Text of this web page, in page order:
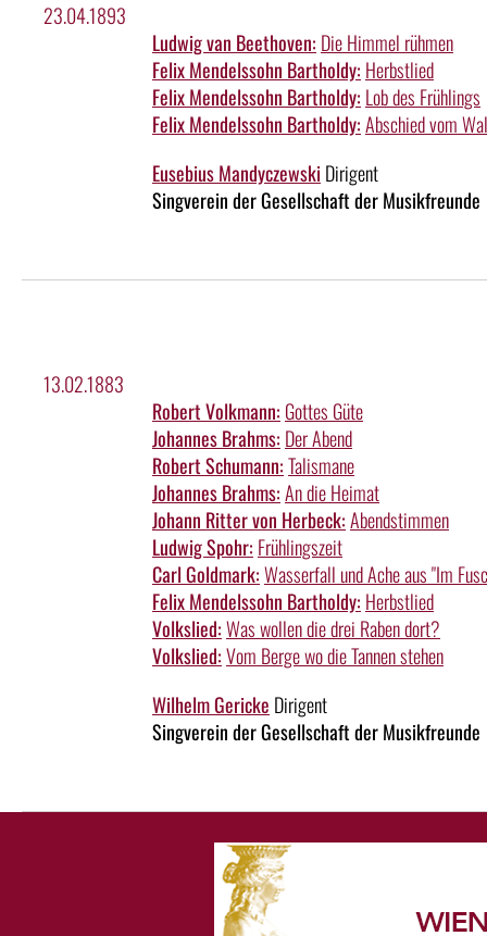
23.04.1893
Ludwig van Beethoven: Die Himmel rühmen
Felix Mendelssohn Bartholdy: Herbstlied
Felix Mendelssohn Bartholdy: Lob des Frühlings
Felix Mendelssohn Bartholdy:Abschied vom
Eusebius Mandyczewski Dirigent
Singverein der Gesellschaft der Musikfreunde
13.02.1883
Robert Volkmann: Gottes Güte
Johannes Brahms: Der Abend
Robert Schumann:Talismane
Johannes Brahms:An die Heimat
Johann Ritter von Herbeck:Abendstimmen
Ludwig Spohr: Frühlingszeit
Carl Goldmark:Wasserfall und Ache aus "Im
Felix Mendelssohn Bartholdy: Herbstlied
Volkslied:Was wollen die drei Raben dort?
Volkslied:Vom Berge wo die Tannen stehen
Wilhelm Gericke Dirigent
Singverein der Gesellschaft der Musikfreunde